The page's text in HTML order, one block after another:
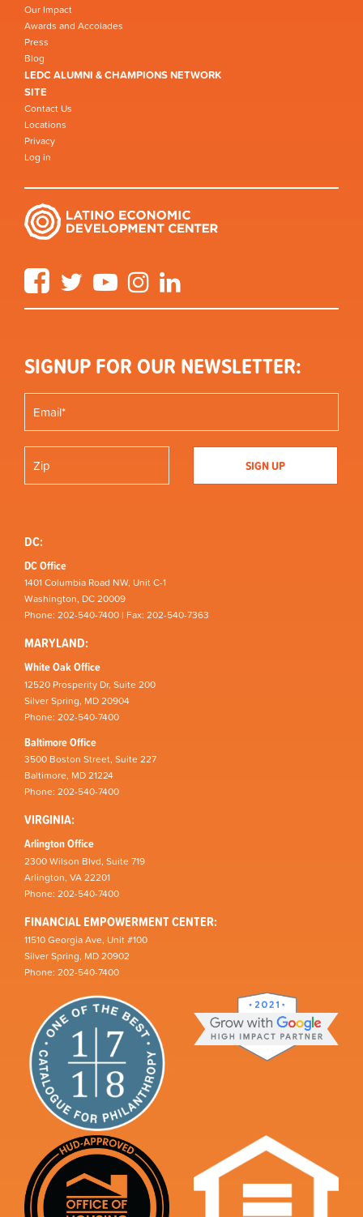
Our Impact
Awards and Accolades
Press
Blog
LEDC ALUMNI & CHAMPIONS NETWORK
SITE
Contact Us
Locations
Privacy
Log in
FacebookTwitter YouTube Instagram
SIGNUP FOR OUR NEWSLETTER:
DC:
DC Office
1401 Columbia Road NW, Unit C-1
Washington, DC 20009
Phone: 202-540-7400 | Fax: 202-540-7363
MARYLAND:
White Oak Office
12520 Prosperity Dr, Suite 200
Silver Spring, MD 20904
Phone: 202-540-7400
Baltimore Office
3500 Boston Street, Suite 227
Baltimore, MD 21224
Phone: 202-540-7400
VIRGINIA:
Arlington Office
2300 Wilson Blvd, Suite 719
Arlington, VA 22201
Phone: 202-540-7400
FINANCIAL EMPOWERMENT CENTER:
11510 Georgia Ave, Unit #100
Silver Spring, MD 20902
Phone: 202-540-7400